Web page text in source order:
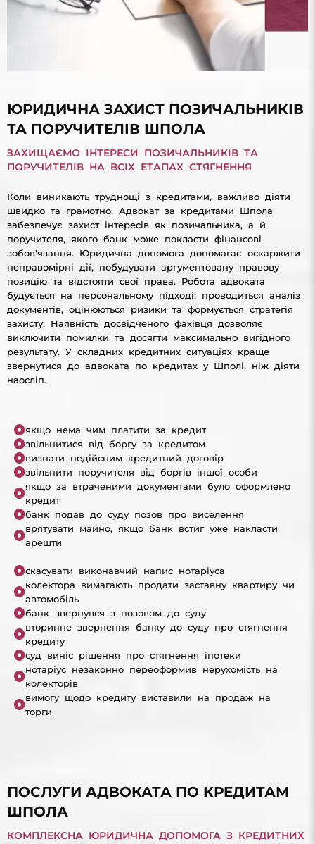
ЮРИДИЧНА ЗАХИСТ ПОЗИЧАЛЬНИКІВ
ТА ПОРУЧИТЕЛІВ ШПОЛА
ЗАХИЩАЄМО ІНТЕРЕСИ ПОЗИЧАЛЬНИКІВ ТА
ПОРУЧИТЕЛІВ НА ВСІХ ЕТАПАХ СТЯГНЕННЯ
Коли виникають труднощі з кредитами, важливо діяти
швидко та грамотно. Адвокат за кредитами Шпола
забезпечує захист інтересів як позичальника, а й
поручителя, якого банк може покласти фінансові
зобов'язання. Юридична допомога допомагає оскаржити
неправомірні дії, побудувати аргументовану правову
позицію та відстояти свої права. Робота адвоката
будується на персональному підході: проводиться аналіз
документів, оцінюються ризики та формується стратегія
захисту. Наявність досвідченого фахівця дозволяє
виключити помилки та досягти максимально вигідного
результату. У складних кредитних ситуаціях краще
звернутися до адвоката по кредитах у Шполі, ніж діяти
наосліп.
якщо нема чим платити за кредит
звільнитися від боргу за кредитом
визнати недійсним кредитний договір
звільнити поручителя від боргів іншої особи
якщо за втраченими документами було оформлено
кредит
банк подав до суду позов про виселення
врятувати майно, якщо банк встиг уже накласти
арешти
скасувати виконавчий напис нотаріуса
колектора вимагають продати заставну квартиру чи
автомобіль
банк звернувся з позовом до суду
вторинне звернення банку до суду про стягнення
кредиту
суд виніс рішення про стягнення іпотеки
нотаріус незаконно переоформив нерухомість на
колекторів
вимогу щодо кредиту виставили на продаж на
торги
ПОСЛУГИ АДВОКАТА ПО КРЕДИТАМ
ШПОЛА
КОМПЛЕКСНА ЮРИДИЧНА ДОПОМОГА З КРЕДИТНИХ